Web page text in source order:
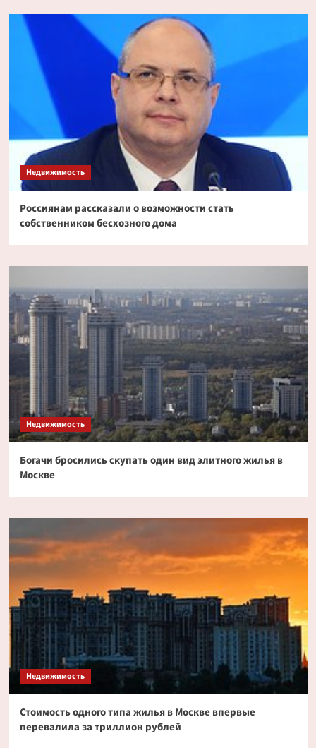
Недвижимость
Россиянам рассказали о возможности стать
собственником бесхозного дома
Недвижимость
Богачи бросились скупать один вид элитного жилья в
Москве
Недвижимость
Стоимость одного типа жилья в Москве впервые
перевалила за триллион рублей